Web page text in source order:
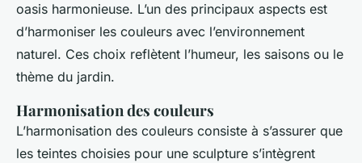
oasis harmonieuse. L’un des principaux aspects est
d’harmoniser les couleurs avec l’environnement
naturel. Ces choix reflètent l’humeur, les saisons ou le
thème du jardin.
Harmonisation des couleurs
L’harmonisation des couleurs consiste à s’assurer que
les teintes choisies pour une sculpture s’intègrent